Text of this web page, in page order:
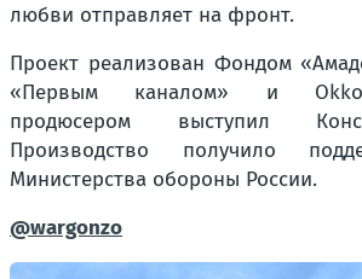
любви отправляет на фронт.
Проект реализован Фондом
«Первым каналом» и
продюсером выступил
Производство получило
Министерства обороны России.
@wargonzo